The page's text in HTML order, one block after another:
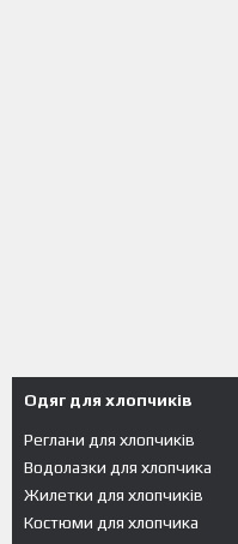
Одяг для хлопчиків
Реглани для хлопчиків
Водолазки для хлопчика
Жилетки для хлопчиків
Костюми для хлопчика